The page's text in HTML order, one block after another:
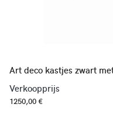
Art deco kastjes zwart
Verkoopprijs
1250,00 €